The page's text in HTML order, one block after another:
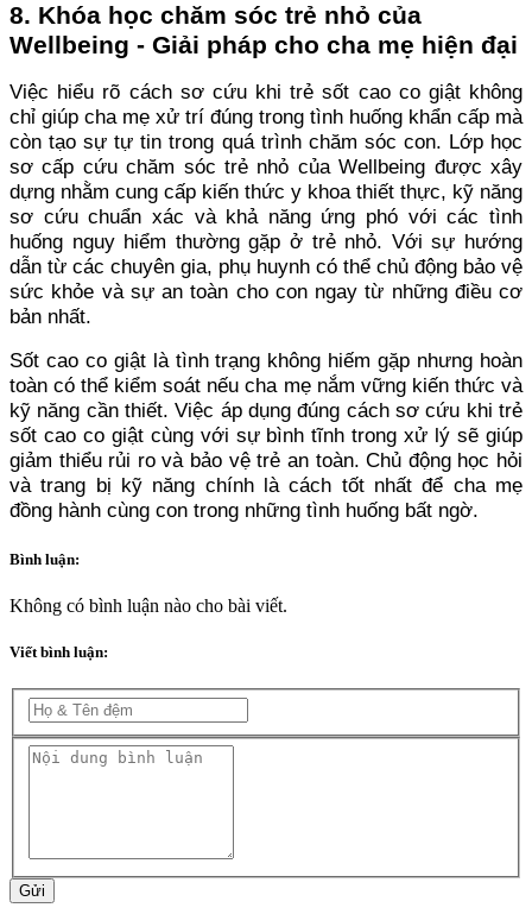
8. Khóa học chăm sóc trẻ nhỏ của
Wellbeing - Giải pháp cho cha mẹ hiện đại
Việc hiểu rõ cách sơ cứu khi trẻ sốt cao co giật không
chỉ giúp cha mẹ xử trí đúng trong tình huống khẩn cấp mà
còn tạo sự tự tin trong quá trình chăm sóc con. Lớp học
sơ cấp cứu chăm sóc trẻ nhỏ của Wellbeing được xây
dựng nhằm cung cấp kiến thức y khoa thiết thực, kỹ năng
sơ cứu chuẩn xác và khả năng ứng phó với các tình
huống nguy hiểm thường gặp ở trẻ nhỏ. Với sự hướng
dẫn từ các chuyên gia, phụ huynh có thể chủ động bảo vệ
sức khỏe và sự an toàn cho con ngay từ những điều cơ
bản nhất.
Sốt cao co giật là tình trạng không hiếm gặp nhưng hoàn
toàn có thể kiểm soát nếu cha mẹ nắm vững kiến thức và
kỹ năng cần thiết. Việc áp dụng đúng cách sơ cứu khi trẻ
sốt cao co giật cùng với sự bình tĩnh trong xử lý sẽ giúp
giảm thiểu rủi ro và bảo vệ trẻ an toàn. Chủ động học hỏi
và trang bị kỹ năng chính là cách tốt nhất để cha mẹ
đồng hành cùng con trong những tình huống bất ngờ.
Bình luận:
Không có bình luận nào cho bài viết.
Viết bình luận:
Gửi